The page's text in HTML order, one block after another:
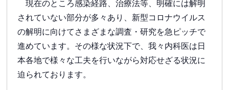
現在のところ感染経路、治療法等、明確には解明
されていない部分が多々あり、新型コロナウイルス
の解明に向けてさまざまな調査・研究を急ピッチで
進めています。その様な状況下で、我々内科医は日
本各地で様々な工夫を行いながら対応せざる状況に
迫られております。